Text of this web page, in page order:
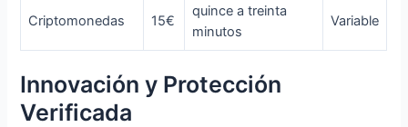
Criptomonedas 15€
quince a treinta
minutos
Variable
Innovación y Protección
Verificada